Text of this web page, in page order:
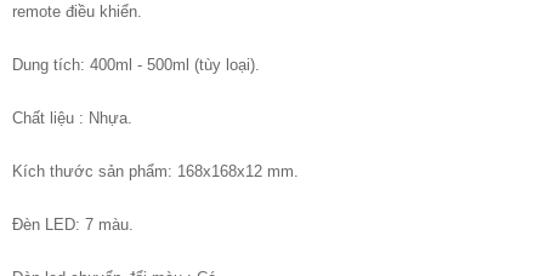
remote điều khiển.
Dung tích: 400ml - 500ml (tùy loại).
Chất liệu : Nhựa.
Kích thước sản phẩm: 168x168x12 mm.
Đèn LED: 7 màu.